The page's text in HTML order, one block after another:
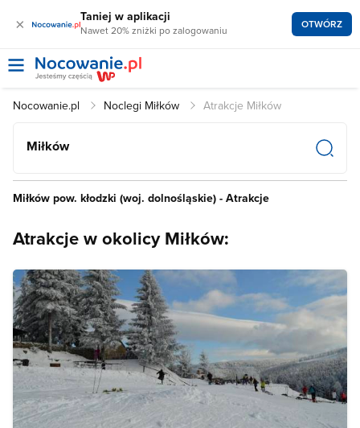
× Taniej w aplikacji
Nawet 20% zniżki po zalogowaniu OTWÓRZ
Nocowanie.pl Noclegi Miłków Atrakcje Miłków
Miłków
Miłków pow. kłodzki (woj. dolnośląskie) - Atrakcje
Atrakcje w okolicy Miłków: